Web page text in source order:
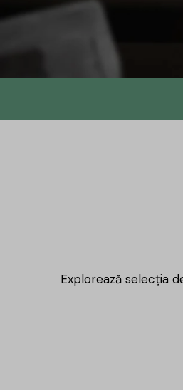
b
Explorează selecția